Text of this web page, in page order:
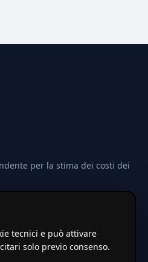
per la stima dei costi dei
tramite coefficienti
a valori base nazionali. Non
tecnici e può attivare
solo previo consenso.